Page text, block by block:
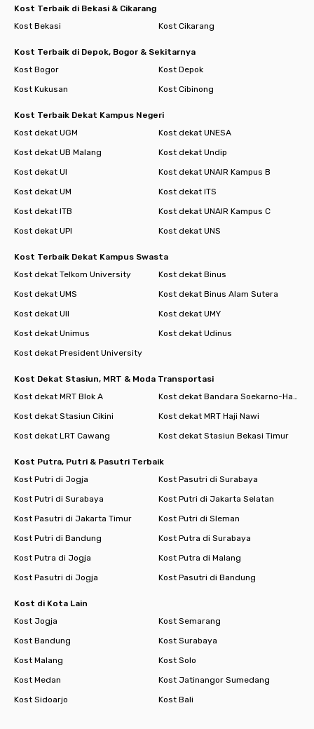
Kost Terbaik di Bekasi & Cikarang
Kost Bekasi
Kost Cikarang
Kost Terbaik di Depok, Bogor & Sekitarnya
Kost Bogor
Kost Depok
Kost Kukusan
Kost Cibinong
Kost Terbaik Dekat Kampus Negeri
Kost dekat UGM
Kost dekat UNESA
Kost dekat UB Malang
Kost dekat Undip
Kost dekat UI
Kost dekat UNAIR Kampus B
Kost dekat UM
Kost dekat ITS
Kost dekat ITB
Kost dekat UNAIR Kampus C
Kost dekat UPI
Kost dekat UNS
Kost Terbaik Dekat Kampus Swasta
Kost dekat Telkom University
Kost dekat Binus
Kost dekat UMS
Kost dekat Binus Alam Sutera
Kost dekat UII
Kost dekat UMY
Kost dekat Unimus
Kost dekat Udinus
Kost dekat President University
Kost Dekat Stasiun, MRT & Moda Transportasi
Kost dekat MRT Blok A
Kost dekat Bandara Soekarno-Hatta
Kost dekat Stasiun Cikini
Kost dekat MRT Haji Nawi
Kost dekat LRT Cawang
Kost dekat Stasiun Bekasi Timur
Kost Putra, Putri & Pasutri Terbaik
Kost Putri di Jogja
Kost Pasutri di Surabaya
Kost Putri di Surabaya
Kost Putri di Jakarta Selatan
Kost Pasutri di Jakarta Timur
Kost Putri di Sleman
Kost Putri di Bandung
Kost Putra di Surabaya
Kost Putra di Jogja
Kost Putra di Malang
Kost Pasutri di Jogja
Kost Pasutri di Bandung
Kost di Kota Lain
Kost Jogja
Kost Semarang
Kost Bandung
Kost Surabaya
Kost Malang
Kost Solo
Kost Medan
Kost Jatinangor Sumedang
Kost Sidoarjo
Kost Bali